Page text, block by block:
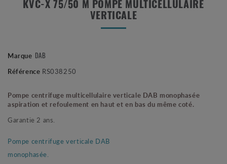
KVC-X 75/50 M POMPE MULTICELLULAIRE
VERTICALE
Marque DAB
Référence RS038250
Pompe centrifuge multicellulaire verticale DAB monophasée
aspiration et refoulement en haut et en bas du même coté.
Garantie 2 ans.
Pompe centrifuge verticale DAB
monophasée.